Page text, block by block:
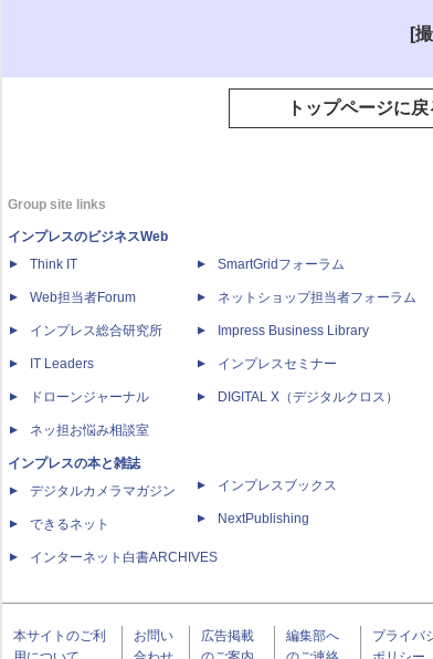
[
トップページに戻
Group site links
インプレスのビジネスWeb
Think IT
Web担当者Forum
インプレス総合研究所
IT Leaders
ドローンジャーナル
ネッ担お悩み相談室
インプレスの本と雑誌
デジタルカメラマガジン
できるネット
インターネット白書ARCHIVES
SmartGridフォーラム
ネットショップ担当者フォーラム
Impress Business Library
インプレスセミナー
DIGITAL X（デジタルクロス）
インプレスブックス
NextPublishing
本サイトのご利
お問い
広告掲載
編集部へ
プライバ